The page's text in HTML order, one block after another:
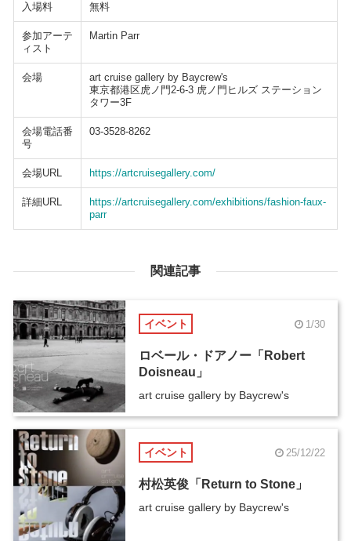
入場料 無料
参加アーテ
ィスト
Martin Parr
会場
art cruise gallery by Baycrew's
東京都港区虎ノ門2-6-3 虎ノ門ヒルズ ステーション
タワー3F
会場電話番
号
03-3528-8262
会場URL https://artcruisegallery.com/
詳細URL
https://artcruisegallery.com/exhibitions/fashion-faux-
parr
関連記事
イベント 1/30
ロベール・ドアノー「Robert
Doisneau」
art cruise gallery by Baycrew's
イベント 25/12/22
村松英俊「Return to Stone」
art cruise gallery by Baycrew's